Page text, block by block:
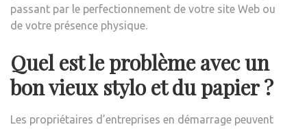
passant par le perfectionnement de votre site Web ou
de votre présence physique.
Quel est le problème avec un
bon vieux stylo et du papier ?
Les propriétaires d’entreprises en démarrage peuvent